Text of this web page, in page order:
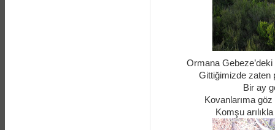
Ormana
Gittiğimizde zaten
Bir ay
Kovanlarıma
Komşu